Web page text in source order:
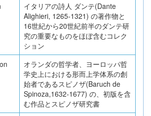
イタリアの詩人 ダンテ(Dante
Alighieri, 1265-1321) の著作物と
16世紀から20世紀前半のダンテ研
究の重要なものをほぼ含むコレク
ション
オランダの哲学者、ヨーロッパ哲
学史上における形而上学体系の創
始者であるスピノザ(Baruch de
Spinoza,1632‐1677) の、初版を含
む作品とスピノザ研究書